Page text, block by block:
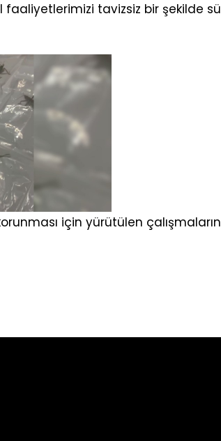
tavizsiz bir şekilde
için yürütülen çalışmaların